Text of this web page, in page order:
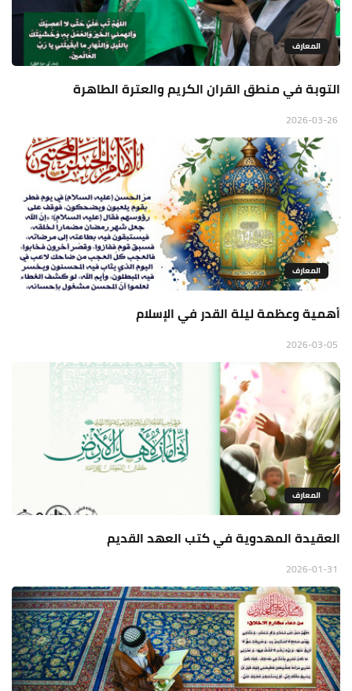
المعارف
التوبة في منطق القران الكريم والعترة الطاهرة
المعارف
أهمية وعظمة ليلة القدر في الإسلام
المعارف
العقيدة المهدوية في كتب العهد القديم